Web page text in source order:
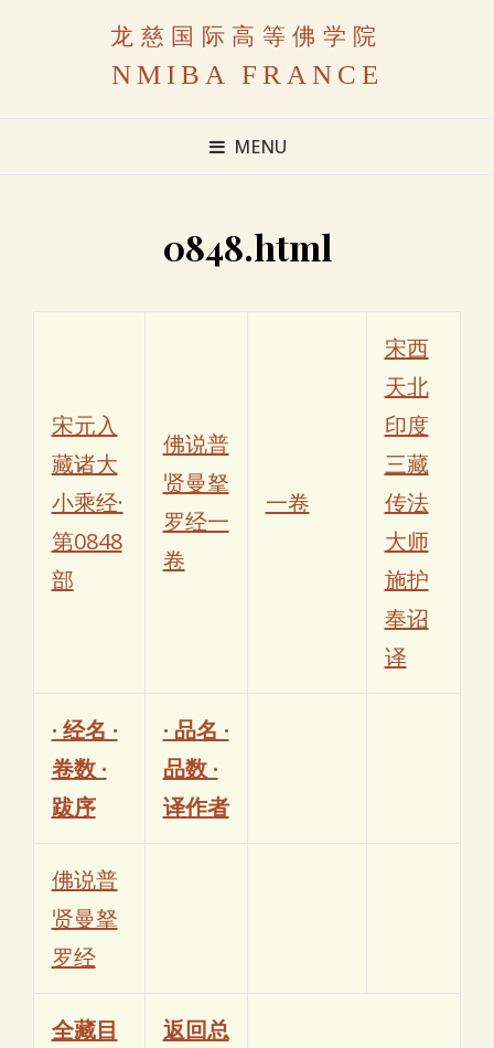
龙慈国际高等佛学院
NMIBA FRANCE
MENU
0848.html
宋元入
藏诸大
小乘经·
第0848
部
佛说普
贤曼拏
罗经一
卷
一卷
宋西
天北
印度
三藏
传法
大师
施护
奉诏
译
· 经名 ·
卷数 ·
跋序
· 品名 ·
品数 ·
译作者
佛说普
贤曼拏
罗经
全藏目
返回总